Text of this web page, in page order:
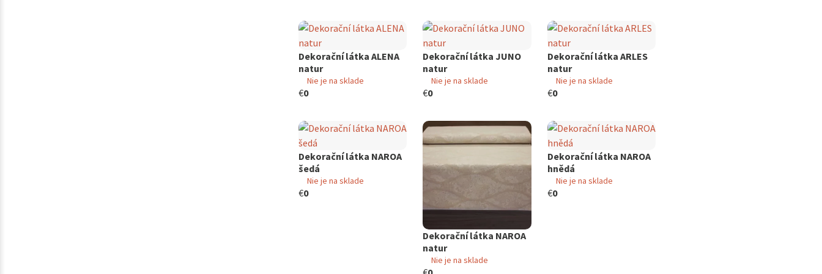
Dekorační látka ALENA
natur
Nie je na sklade
€0
Dekorační látka JUNO
natur
Nie je na sklade
€0
Dekorační látka ARLES
natur
Nie je na sklade
€0
Dekorační látka NAROA
šedá
Nie je na sklade
€0
Dekorační látka NAROA
natur
Nie je na sklade
Dekorační látka NAROA
hnědá
Nie je na sklade
€0